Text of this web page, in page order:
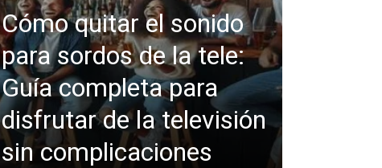
Cómo quitar el sonido
para sordos de la tele:
Guía completa para
disfrutar de la televisión
sin complicaciones